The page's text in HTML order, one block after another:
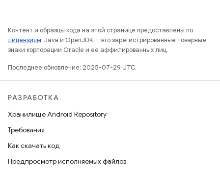
Контент и образцы кода на этой странице предоставлены по
лицензиям. Java и OpenJDK – это зарегистрированные товарные
знаки корпорации Oracle и ее аффилированных лиц.
Последнее обновление: 2025-07-29 UTC.
РАЗРАБОТКА
Хранилище Android Repository
Требования
Как скачать код
Предпросмотр исполняемых файлов